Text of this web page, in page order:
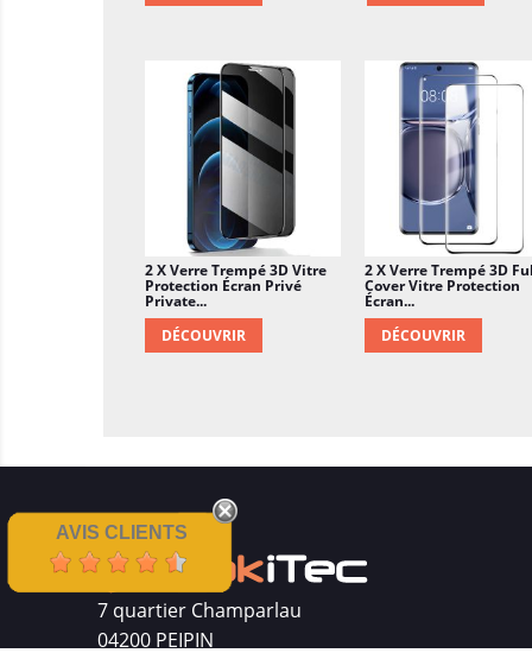
2 X Verre Trempé 3D Vitre
Protection Écran Privé
Private...
DÉCOUVRIR
2 X Verre Trempé 3D
Cover Vitre Protection
Écran...
DÉCOUVRIR
7 quartier Champarlau
04200 PEIPIN
AVIS CLIENTS